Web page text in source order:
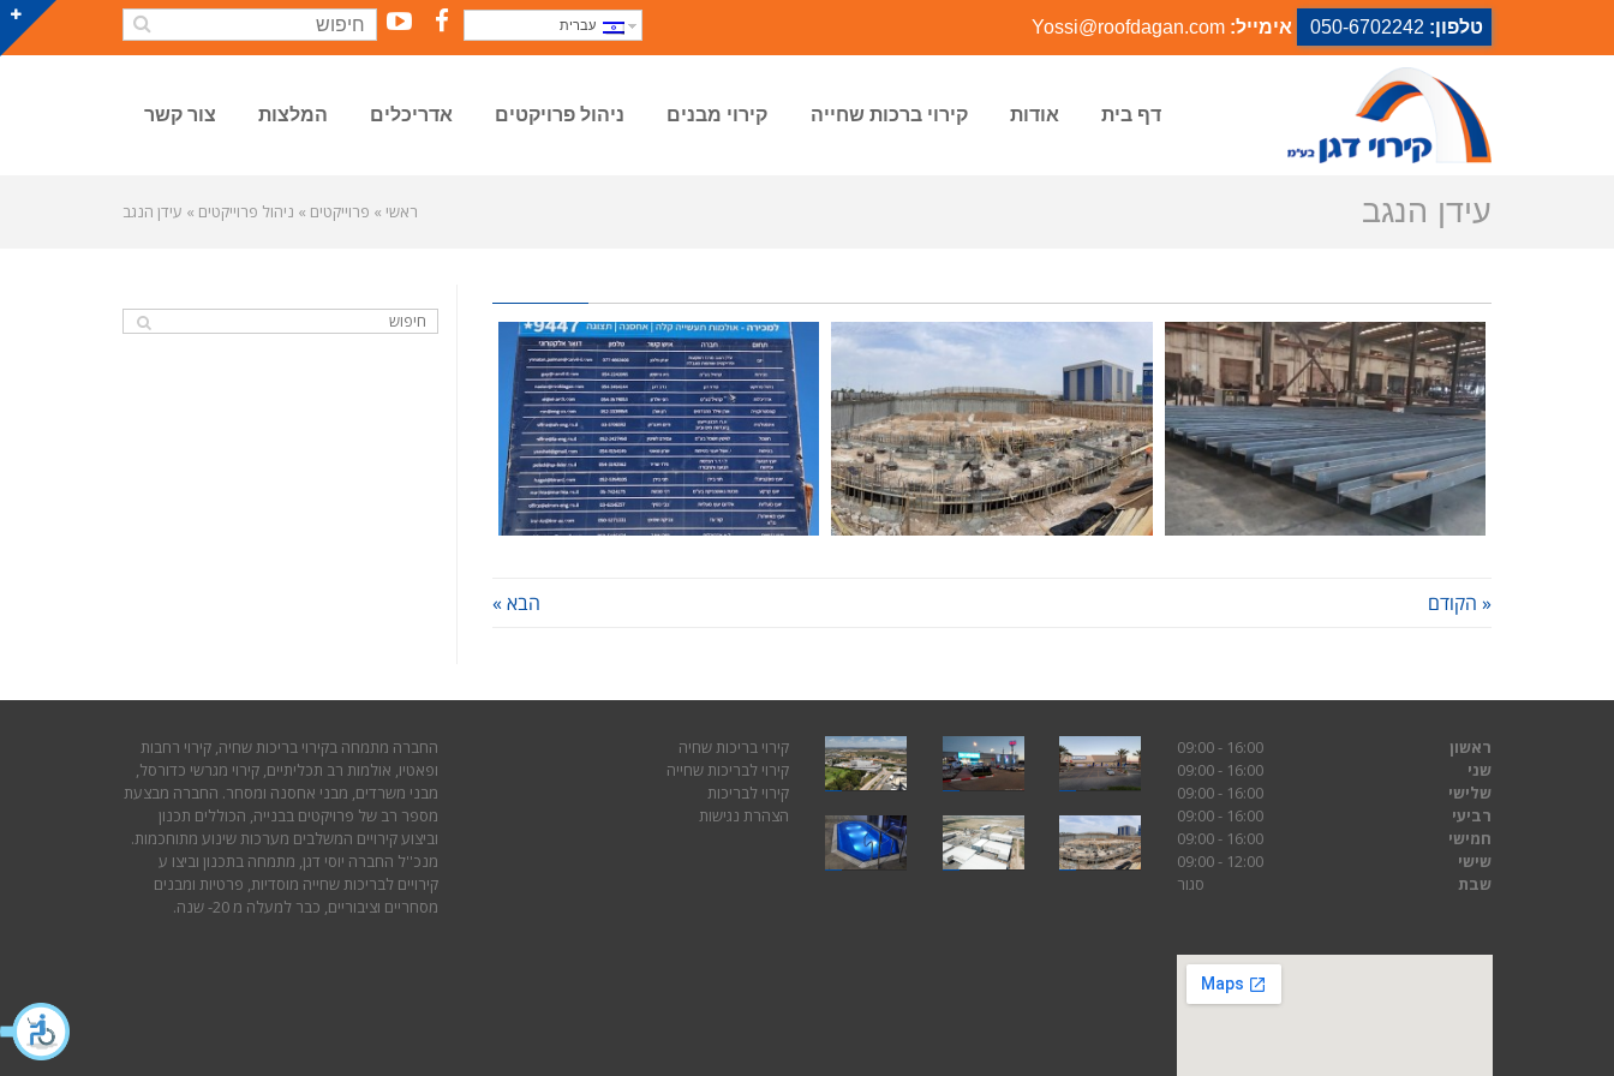
טלפון: אימייל: Yossi@roofdagan.com עברית
Facebook
YouTube
דף בית אודות קירוי ברכות שחייה קירוי מבנים ניהול פרויקטים אדריכלים המלצות צור קשר
עידן הנגב ראשי » פרוייקטים » ניהול פרוייקטים » עידן הנגב
« הקודם הבא »
ראשון
16:00 - 09:00
שני
16:00 - 09:00
שלישי
16:00 - 09:00
רביעי
16:00 - 09:00
חמישי
16:00 - 09:00
שישי
12:00 - 09:00
שבת
סגור
קירוי בריכות שחיה
קירוי לבריכות שחייה
קירוי לבריכות
הצהרת נגישות
החברה מתמחה בקירוי בריכות שחיה, קירוי רחבות
ופאטיו, אולמות רב תכליתיים, קירוי מגרשי כדורסל,
מבני משרדים, מבני אחסנה ומסחר. החברה מבצעת
מספר רב של פרויקטים בבנייה, הכוללים תכנון
וביצוע קירויים המשלבים מערכות שינוע מתוחכמות.
מנכ''ל החברה יוסי דגן, מתמחה בתכנון וביצו ע
קירויים לבריכות שחייה מוסדיות, פרטיות ומבנים
מסחריים וציבוריים, כבר למעלה מ 20- שנה.